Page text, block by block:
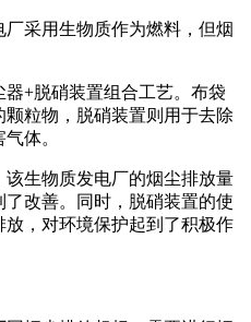
厂采用生物质作为燃料，但烟
器+脱硝装置组合工艺。布袋
粒物，脱硝装置则用于去除
体。
该生物质发电厂的烟尘排放量
改善。同时，脱硝装置的使
放，对环境保护起到了积极作